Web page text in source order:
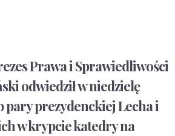
Prawa i Sprawiedliwości
odwiedził w niedzielę
prezydenckiej Lecha i
w krypcie katedry na